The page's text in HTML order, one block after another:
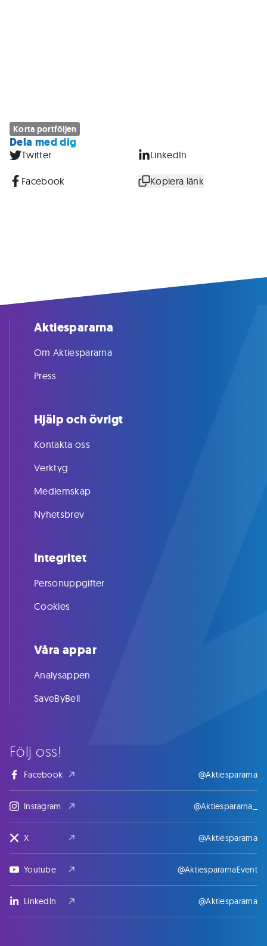
Korta portföljen
Dela med dig
Twitter LinkedIn
Facebook Kopiera länk
Följ oss!
Facebook @Aktiespararna
Instagram @Aktiespararna_
X @Aktiespararna
Youtube @AktiespararnaEvent
LinkedIn @Aktiespararna
Aktiespararna
Om Aktiespararna
Press
Hjälp och övrigt
Kontakta oss
Verktyg
Medlemskap
Nyhetsbrev
Integritet
Personuppgifter
Cookies
Våra appar
Analysappen
SaveByBell